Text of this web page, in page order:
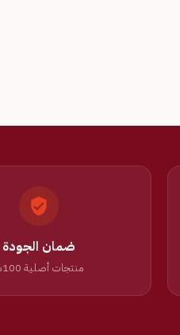
ضمان الجودة
منتجات أصلية 100%